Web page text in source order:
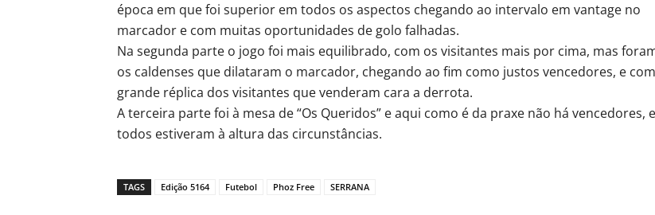
época em que foi superior em todos os aspectos chegando ao intervalo em vantage no
marcador e com muitas oportunidades de golo falhadas.
Na segunda parte o jogo foi mais equilibrado, com os visitantes mais por cima, mas
os caldenses que dilataram o marcador, chegando ao fim como justos vencedores, e com
grande réplica dos visitantes que venderam cara a derrota.
A terceira parte foi à mesa de “Os Queridos” e aqui como é da praxe não há vencedores, e
todos estiveram à altura das circunstâncias.
TAGS Edição 5164 Futebol Phoz Free SERRANA